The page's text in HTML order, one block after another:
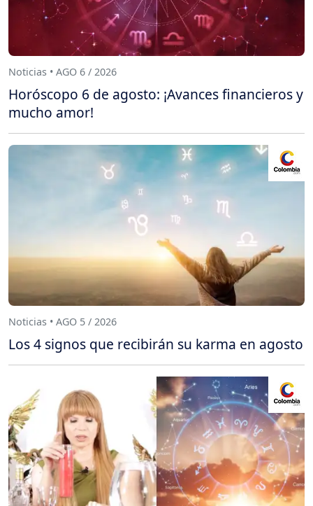
Noticias • AGO 6 / 2026
Horóscopo 6 de agosto: ¡Avances financieros y
mucho amor!
Noticias • AGO 5 / 2026
Los 4 signos que recibirán su karma en agosto